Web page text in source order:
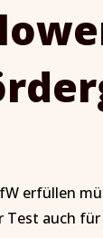
auch